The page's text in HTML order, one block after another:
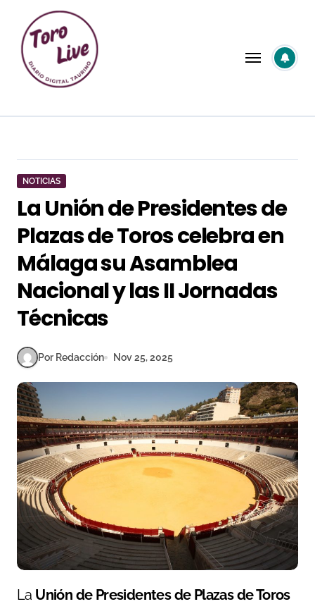
contenido
NOTICIAS
La Unión de Presidentes de
Plazas de Toros celebra en
Málaga su Asamblea
Nacional y las II Jornadas
Técnicas
Por Redacción Nov 25, 2025
La Unión de Presidentes de Plazas de Toros